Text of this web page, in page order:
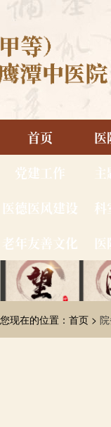
首页 医
党建工作
医德医风建设
科
老年友善文化
医
您现在的位置：首页 >